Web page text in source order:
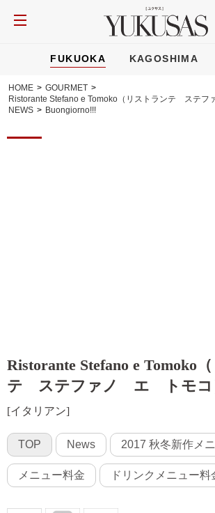
FUKUOKA KAGOSHIMA
HOME > GOURMET >
Ristorante Stefano e Tomoko（リストランテ ステ
NEWS > Buongiorno!!!
Ristorante Stefano e Tomoko
テ ステファノ エ トモコ
[イタリアン]
TOP News 2017 秋冬新作メ
メニュー料金 ドリンクメニュー料